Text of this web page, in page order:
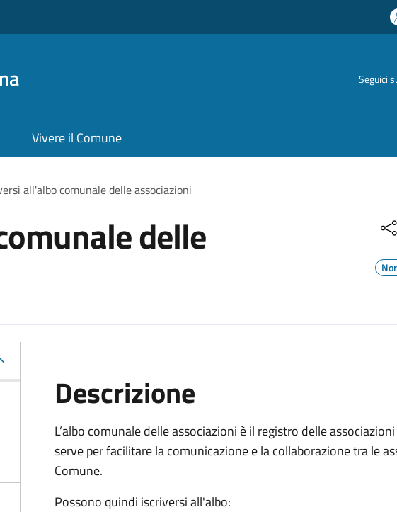
Seguici
Vivere il Comune
all'albo comunale delle associazioni
delle
Descrizione
L’albo comunale delle associazioni è il registro delle
serve per facilitare la comunicazione e la collaborazione tra le
Comune.
Possono quindi iscriversi all'albo: